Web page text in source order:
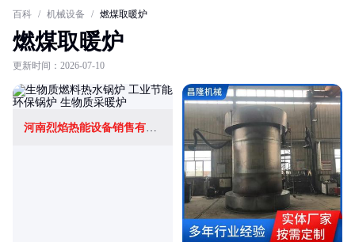
百科 / 机械设备 / 燃煤取暖炉
燃煤取暖炉
更新时间：2026-07-10
河南烈焰热能设备销售有限公司